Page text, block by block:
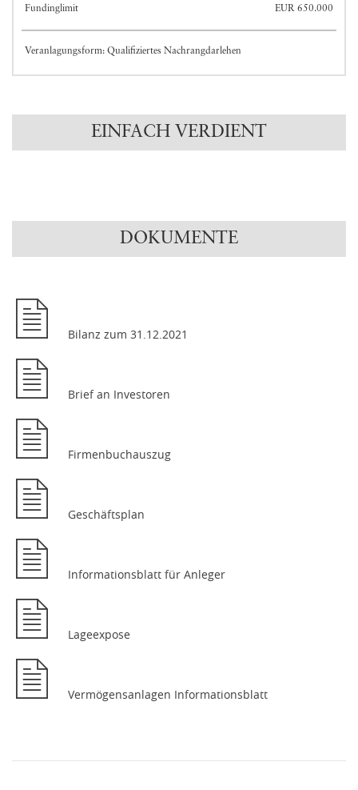
Fundinglimit
EUR 650.000
Veranlagungsform: Qualifiziertes Nachrangdarlehen
EINFACH VERDIENT
DOKUMENTE
Bilanz zum 31.12.2021
Brief an Investoren
Firmenbuchauszug
Geschäftsplan
Informationsblatt für Anleger
Lageexpose
Vermögensanlagen Informationsblatt